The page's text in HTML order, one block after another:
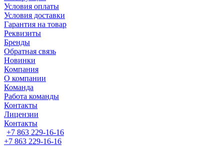
Условия оплаты
Условия доставки
Гарантия на товар
Реквизиты
Бренды
Обратная связь
Новинки
Компания
О компании
Команда
Работа команды
Контакты
Лицензии
Контакты
+7 863 229-16-16
+7 863 229-16-16